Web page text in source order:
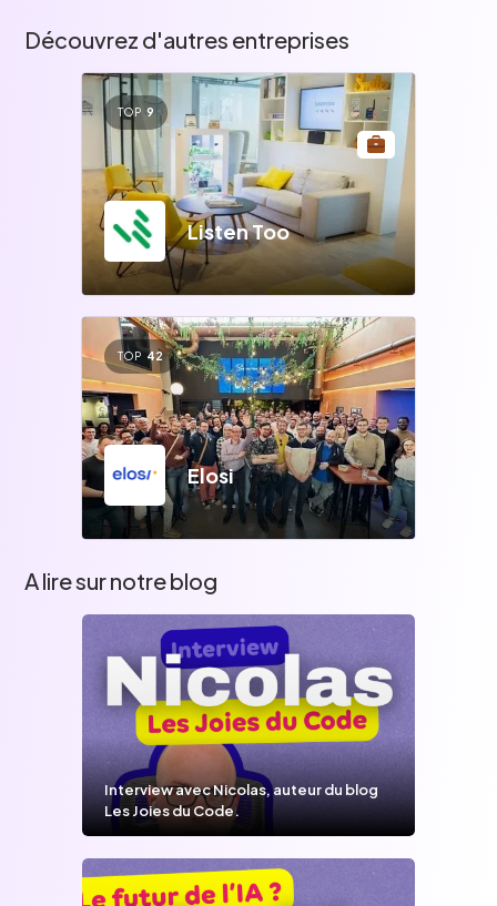
Découvrez d'autres entreprises
TOP 9
Listen Too
TOP 42
Elosi
A lire sur notre blog
Interview avec Nicolas, auteur du blog
Les Joies du Code.